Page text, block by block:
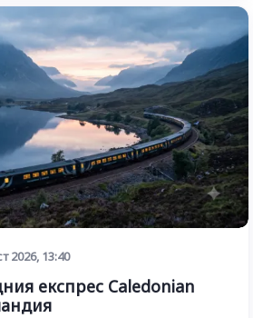
2026, 13:40
експрес Caledonian